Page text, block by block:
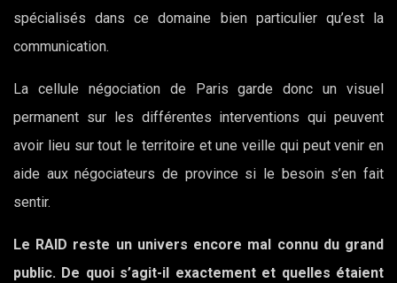
spécialisés dans ce domaine bien particulier qu’est la
communication.
La cellule négociation de Paris garde donc un visuel
permanent sur les différentes interventions qui peuvent
avoir lieu sur tout le territoire et une veille qui peut venir en
aide aux négociateurs de province si le besoin s’en fait
sentir.
Le RAID reste un univers encore mal connu du grand
public. De quoi s’agit-il exactement et quelles étaient